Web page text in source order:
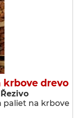
krbove drevo
paliet na krbove